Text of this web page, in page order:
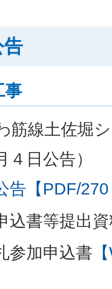
告
事
筋線土佐堀
４日公告）
告【PDF/
込書等提出
参加申込書